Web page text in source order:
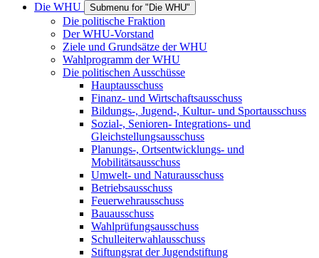
Die WHU
Submenu for "Die WHU"
Die politische Fraktion
Der WHU-Vorstand
Ziele und Grundsätze der WHU
Wahlprogramm der WHU
Die politischen Ausschüsse
Hauptausschuss
Finanz- und Wirtschaftsausschuss
Bildungs-, Jugend-, Kultur- und Sportausschuss
Sozial-, Senioren- Integrations- und
Gleichstellungsausschuss
Planungs-, Ortsentwicklungs- und
Mobilitätsausschuss
Umwelt- und Naturausschuss
Betriebsausschuss
Feuerwehrausschuss
Bauausschuss
Wahlprüfungsausschuss
Schulleiterwahlausschuss
Stiftungsrat der Jugendstiftung